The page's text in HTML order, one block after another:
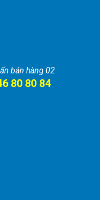
bán hàng 02
80 80 84